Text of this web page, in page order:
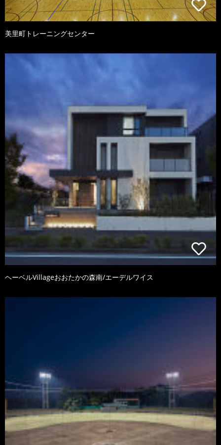
美里町トレーニングセンター
ヘーベルVillageおおたかの森南/エーデルワイス